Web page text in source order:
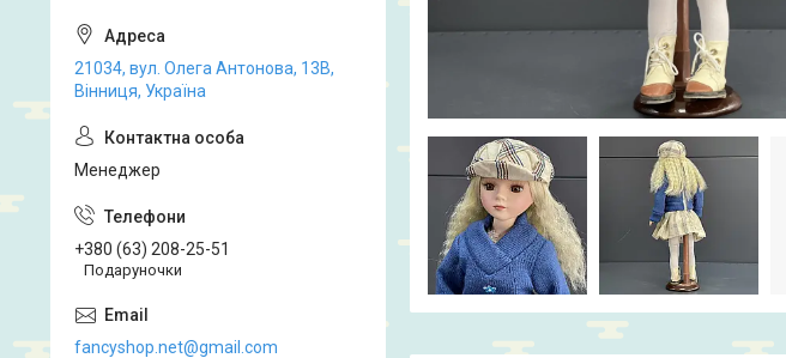
21034, вул. Олега Антонова, 13В,
Вінниця, Україна
Менеджер
+380 (63) 208-25-51
Подаруночки
fancyshop.net@gmail.com